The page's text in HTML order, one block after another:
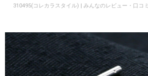
310495(コレカラスタイル) | みんなのレビュー・口コミ